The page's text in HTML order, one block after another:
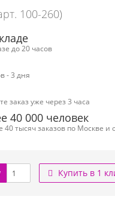
100-260)
до 20 часов
- 3 дня
заказ уже через 3 часа
40 000 человек
тысяч заказов по Москве и
Купить в 1